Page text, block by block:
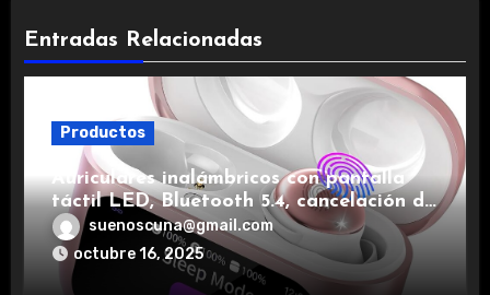
Entradas Relacionadas
Productos
Auriculares inalámbricos con pantalla
táctil LED, Bluetooth 5.4, cancelación de
ruido, impermeables y de larga duración.
suenoscuna@gmail.com
octubre 16, 2025